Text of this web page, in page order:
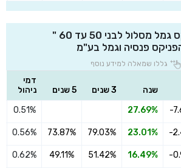
השוואה בין "הפניקס גמל מסלול לבני 50 עד 60 "
פנסיה וגמל בע"מ
גללו שמאלה למידע נוסף
שנה 3 שנים 5 שנים
דמי
ניהול
-
27.69%
0.51%
-
23.01%
79.03%
73.87%
0.56%
-
16.49%
51.42%
49.11%
0.62%